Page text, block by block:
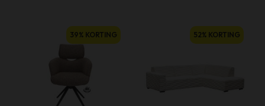
39% KORTING 52% KORTING